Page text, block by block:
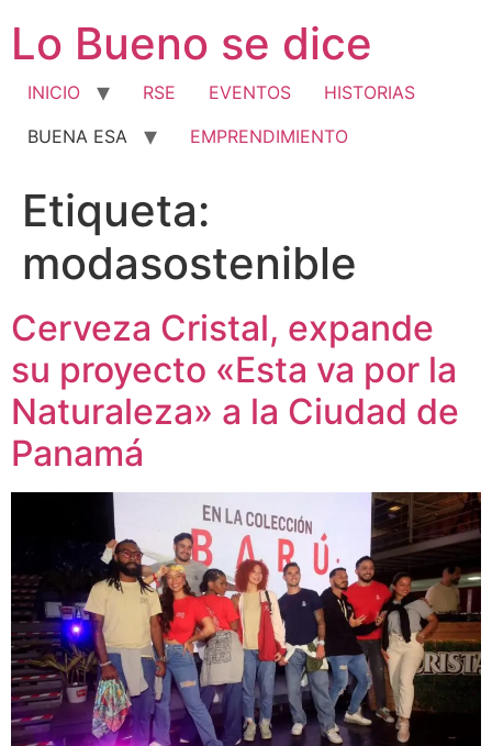
contenido
Lo Bueno se dice
INICIO RSE EVENTOS
HISTORIAS
BUENA ESA
EMPRENDIMIENTO
Etiqueta:
modasostenible
Cerveza Cristal, expande
su proyecto «Esta va por la
Naturaleza» a la Ciudad de
Panamá